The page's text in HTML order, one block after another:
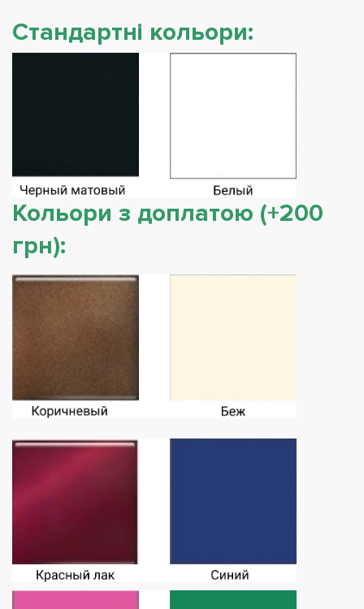
Стандартні кольори:
Кольори з доплатою (+200
грн):